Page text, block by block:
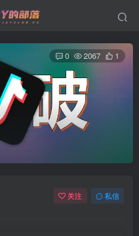
0 2067 1
关注 私信